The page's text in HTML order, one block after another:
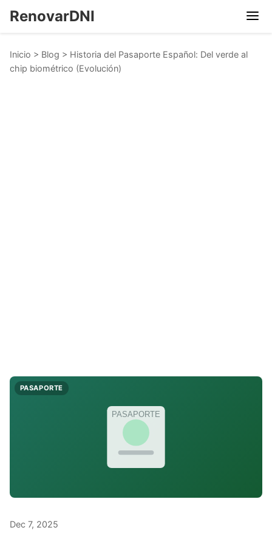
RenovarDNI
Inicio > Blog > Historia del Pasaporte Español: Del verde al
chip biométrico (Evolución)
PASAPORTE
PASAPORTE
Dec 7, 2025